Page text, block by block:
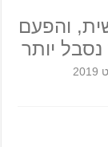
והפעם
יותר